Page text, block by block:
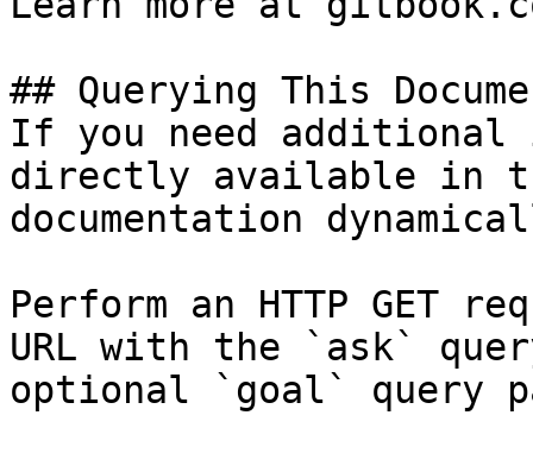
## Querying This
If you need
directly available in
documentation
Perform an HTTP GET
URL with the `ask`
optional `goal` query